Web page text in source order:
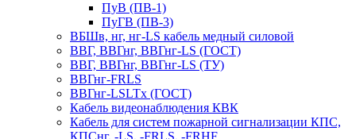
ПуВ (ПВ-1)
ПуГВ (ПВ-3)
ВБШв, нг, нг-LS кабель медный силовой
ВВГ, ВВГнг, ВВГнг-LS (ГОСТ)
ВВГ, ВВГнг, ВВГнг-LS (ТУ)
ВВГнг-FRLS
ВВГнг-LSLTx (ГОСТ)
Кабель видеонаблюдения КВК
Кабель для систем пожарной сигнализации КПС,
КПСнг, -LS, -FRLS, -FRHF